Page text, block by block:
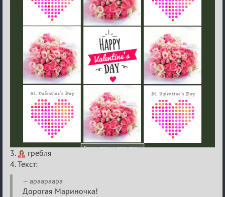
3.
гребля
4. Текст:
apaapaapa
Дорогая Мариночка!